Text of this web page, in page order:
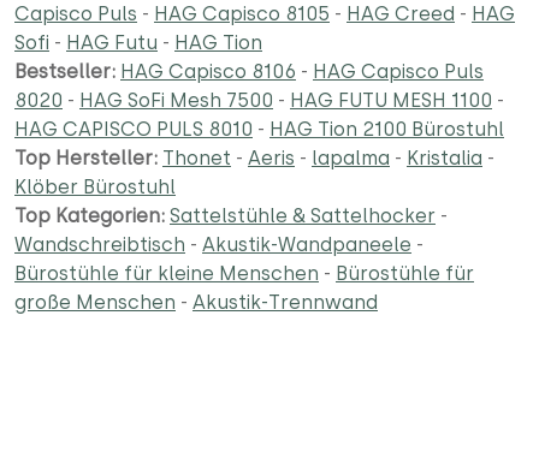
Capisco Puls - HAG Capisco 8105 - HAG Creed - HAG
Sofi - HAG Futu - HAG Tion
Bestseller: HAG Capisco 8106 - HAG Capisco Puls
8020 - HAG SoFi Mesh 7500 - HAG FUTU MESH 1100 -
HAG CAPISCO PULS 8010 - HAG Tion 2100 Bürostuhl
Top Hersteller: Thonet - Aeris - lapalma - Kristalia -
Klöber Bürostuhl
Top Kategorien: Sattelstühle & Sattelhocker -
Wandschreibtisch - Akustik-Wandpaneele -
Bürostühle für kleine Menschen - Bürostühle für
große Menschen - Akustik-Trennwand